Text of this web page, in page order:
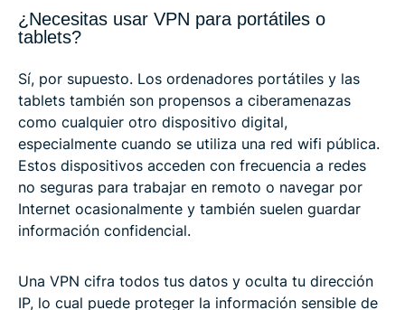
¿Necesitas usar VPN para portátiles o
tablets?
Sí, por supuesto. Los ordenadores portátiles y las
tablets también son propensos a ciberamenazas
como cualquier otro dispositivo digital,
especialmente cuando se utiliza una red wifi pública.
Estos dispositivos acceden con frecuencia a redes
no seguras para trabajar en remoto o navegar por
Internet ocasionalmente y también suelen guardar
información confidencial.
Una VPN cifra todos tus datos y oculta tu dirección
IP, lo cual puede proteger la información sensible de